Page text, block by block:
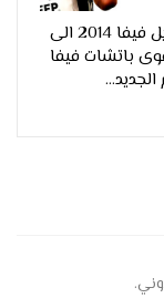
باتش تحويل فيفا 2014 الى
19 | اقوى باتشات فيفا